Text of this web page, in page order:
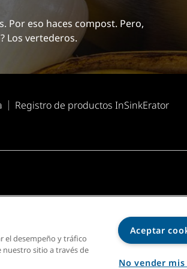
Por eso haces compost. Pero,
Los vertederos.
Registro de productos InSinkErator
el desempeño y tráfico
sitio a través de
Aceptar
No vender